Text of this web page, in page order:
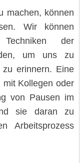
machen, können
Wir können
Techniken der
um uns zu
erinnern. Eine
mit Kollegen oder
von Pausen im
sie daran zu
Arbeitsprozess